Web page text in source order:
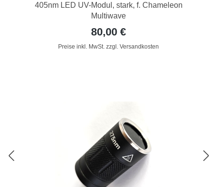
405nm LED UV-Modul, stark, f. Chameleon
Multiwave
80,00 €
Preise inkl. MwSt. zzgl. Versandkosten